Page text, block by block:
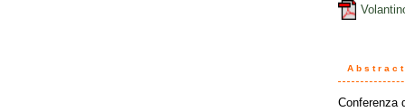
Abstract
Conferenza